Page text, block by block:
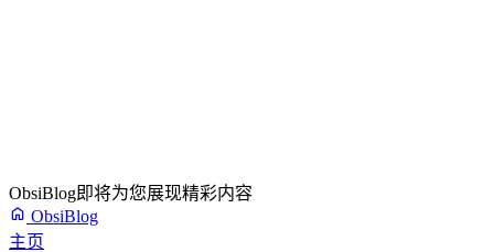
ObsiBlog即将为您展现精彩内容
ObsiBlog
主页